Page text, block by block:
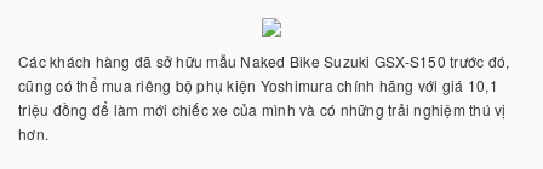
Các khách hàng đã sở hữu mẫu Naked Bike Suzuki GSX-S150 trước đó,
cũng có thể mua riêng bộ phụ kiện Yoshimura chính hãng với giá 10,1
triệu đồng để làm mới chiếc xe của mình và có những trải nghiệm thú vị
hơn.